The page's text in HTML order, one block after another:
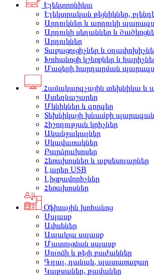
Էլեկտրոնիկա
Էլեկտրական թեյնիկներ,
Արդուկներ և արդուկի
Արդուկի սեղաններ և
Արդուկներ
Տաքացուցիչներ և
Խոհանոցի կշեռքներ և
Մազերի հարդարման
Համակարգչային տեխնիկա և
Ստեղնաշարեր
Մկնիկներ և գորգեր
Տեխնիկայի խնամքի
Հիշողության կրիչներ
Ականջակալներ
Սկավառակներ
Բարձրախոսեր
Հեռախոսներ և աքսեսուարներ
Լարեր USB
Լիցքավորիչներ
Հեռախոսներ
Օֆիսային խոհանոց
Սպասք
Ափսեներ
Ապակյա սպասք
Մատուցման սպասք
Սուրճի և թեյի բաժակներ
Գդալ, դանակ, պատառաքաղ
Կաթսաներ, թավաներ